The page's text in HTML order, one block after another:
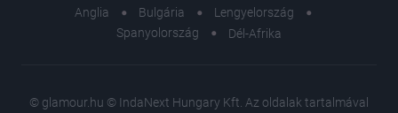
Anglia
Bulgária
Lengyelország
Spanyolország
Dél-Afrika
© glamour.hu © IndaNext Hungary Kft. Az oldalak tartalmával